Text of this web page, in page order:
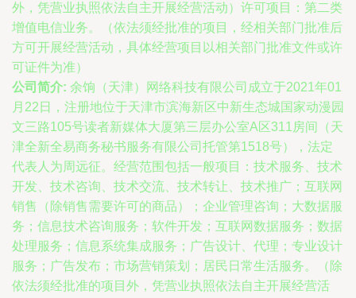
外，凭营业执照依法自主开展经营活动）许可项目：第二类
增值电信业务。（依法须经批准的项目，经相关部门批准后
方可开展经营活动，具体经营项目以相关部门批准文件或许
可证件为准）
公司简介: 余饷（天津）网络科技有限公司成立于2021年01
月22日，注册地位于天津市滨海新区中新生态城国家动漫园
文三路105号读者新媒体大厦第三层办公室A区311房间（天
津全新全易商务秘书服务有限公司托管第1518号），法定
代表人为周远征。经营范围包括一般项目：技术服务、技术
开发、技术咨询、技术交流、技术转让、技术推广；互联网
销售（除销售需要许可的商品）；企业管理咨询；大数据服
务；信息技术咨询服务；软件开发；互联网数据服务；数据
处理服务；信息系统集成服务；广告设计、代理；专业设计
服务；广告发布；市场营销策划；居民日常生活服务。（除
依法须经批准的项目外，凭营业执照依法自主开展经营活